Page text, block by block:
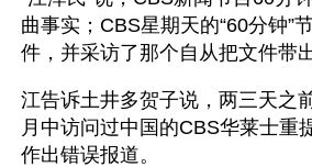
曲事实；CBS星期天的“60分钟”
件，并采访了那个自从把文件带
江告诉土井多贺子说，两三天之
月中访问过中国的CBS华莱士重
作出错误报道。